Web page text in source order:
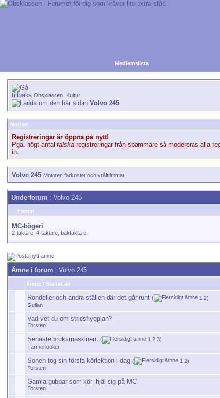
Medlemslista
Obsklassen Kultur
Volvo 245
Notiser
Registreringar är öppna på nytt!
Pga. högt antal falska registreringar från spammare så modereras alla
in.
Volvo 245 Motorer, farkoster och vråltrimmat.
Underforum : Volvo 245
Forum
MC-bögeri
2-taktare, 4-taktare, baktaktare.
Ämne i forum : Volvo 245
Ämne / Startat av
Rondeller och andra ställen där det går runt ( 1 2)
Gullan
Vad vet du om stridsflygplan?
Torsten
Senaste bruksmaskinen. ( 1 2 3)
Farmerlooker
Sonen tog sin första körlektion i dag ( 1 2)
Torsten
Gamla gubbar som kör ihjäl sig på MC
Torsten